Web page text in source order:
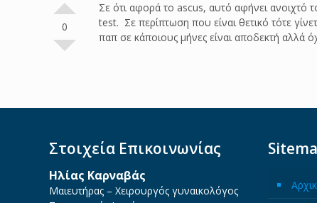
0
Σε ότι αφορά το ascus, αυτό αφήνει ανοιχτό
test. Σε περίπτωση που είναι θετικό τότε
παπ σε κάποιους μήνες είναι αποδεκτή αλλά
Στοιχεία Επικοινωνίας
Ηλίας Καρναβάς
Μαιευτήρας – Χειρουργός γυναικολόγος